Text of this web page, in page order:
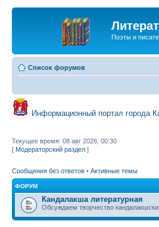
Поэты и
Список форумов
Информационный портал города
Текущее время: 08 авг 2026, 00:30
[ Модераторский раздел ]
Сообщения без ответов • Активные темы
ФОРУМ
Кандалакша литературная
Обсуждаем творчество